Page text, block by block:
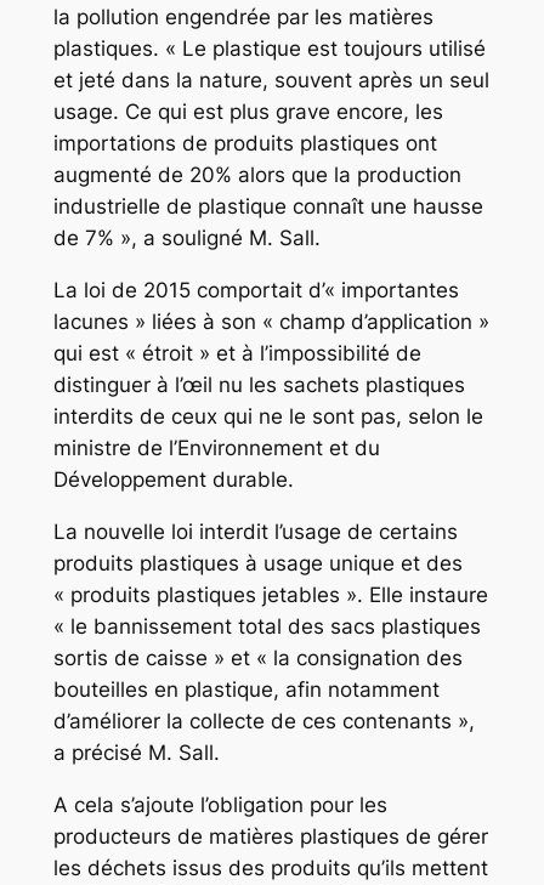
la pollution engendrée par les matières
plastiques. « Le plastique est toujours utilisé
et jeté dans la nature, souvent après un seul
usage. Ce qui est plus grave encore, les
importations de produits plastiques ont
augmenté de 20% alors que la production
industrielle de plastique connaît une hausse
de 7% », a souligné M. Sall.
La loi de 2015 comportait d’« importantes
lacunes » liées à son « champ d’application »
qui est « étroit » et à l’impossibilité de
distinguer à l’œil nu les sachets plastiques
interdits de ceux qui ne le sont pas, selon le
ministre de l’Environnement et du
Développement durable.
La nouvelle loi interdit l’usage de certains
produits plastiques à usage unique et des
« produits plastiques jetables ». Elle instaure
« le bannissement total des sacs plastiques
sortis de caisse » et « la consignation des
bouteilles en plastique, afin notamment
d’améliorer la collecte de ces contenants »,
a précisé M. Sall.
A cela s’ajoute l’obligation pour les
producteurs de matières plastiques de gérer
les déchets issus des produits qu’ils mettent